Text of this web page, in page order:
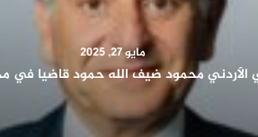
مايو 26, 2025
الأحمد الجابر الصباح يشيد بدور المرأة
شريك أساسي في بناء الوطن وتمثيله